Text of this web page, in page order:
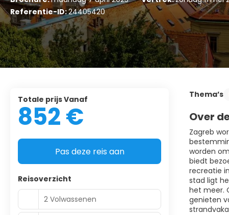
Referentie-ID:24405420
Thema’s
Over
Zagreb
worden
biedt
recreatie
stad ligt
het meer.
genieten
Totale prijs Vanaf
852 €
Pas deze reis aan
Reisoverzicht
2 Volwassenen